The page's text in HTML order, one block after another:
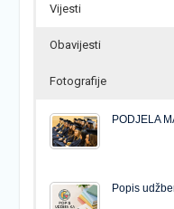
Vijesti
Obavijesti
Fotografije
PODJELA
Popis